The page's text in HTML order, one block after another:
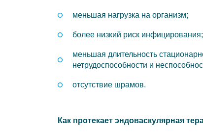
меньшая нагрузка на организм;
более низкий риск инфицирования;
меньшая длительность
нетрудоспособности и
отсутствие шрамов.
Как протекает эндоваскулярная